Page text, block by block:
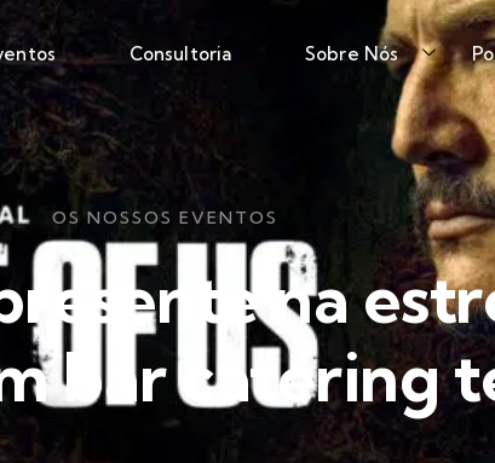
Consultoria Sobre Nós
OS NOSSOS EVENTOS
na
bar catering